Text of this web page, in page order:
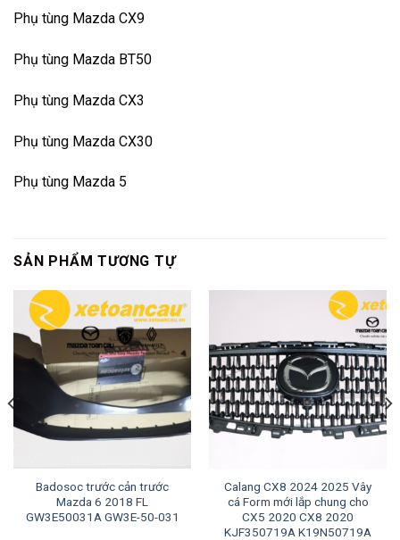
Phụ tùng Mazda CX9
Phụ tùng Mazda BT50
Phụ tùng Mazda CX3
Phụ tùng Mazda CX30
Phụ tùng Mazda 5
SẢN PHẨM TƯƠNG TỰ
Badosoc trước cản trước
Mazda 6 2018 FL
GW3E50031A GW3E-50-031
Calang CX8 2024 2025 Vây
cá Form mới lắp chung cho
CX5 2020 CX8 2020
KJF350719A K19N50719A